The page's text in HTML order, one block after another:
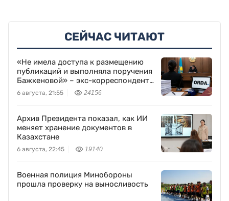
СЕЙЧАС ЧИТАЮТ
«Не имела доступа к размещению
публикаций и выполняла поручения
Бажкеновой» – экс-корреспондент
Orda.kz Дуйсенова
6 августа, 21:55 24156
Архив Президента показал, как ИИ
меняет хранение документов в
Казахстане
6 августа, 22:45 19140
Военная полиция Минобороны
прошла проверку на выносливость